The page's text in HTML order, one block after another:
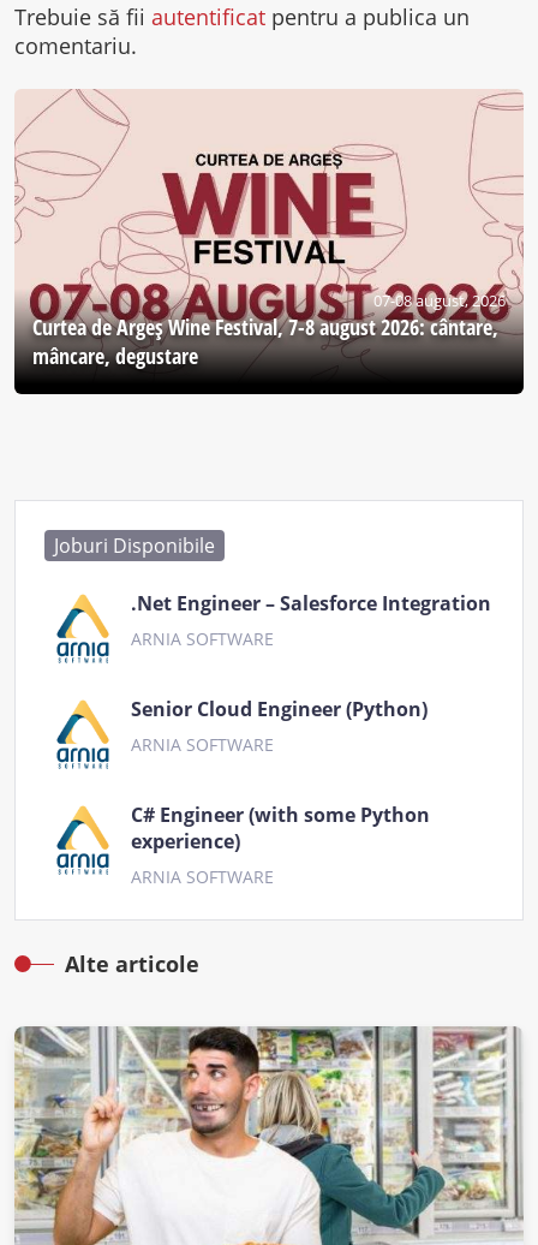
Trebuie să fii autentificat pentru a publica un
comentariu.
07-08 august, 2026
Curtea de Argeş Wine Festival, 7-8 august 2026: cântare,
mâncare, degustare
Joburi Disponibile
.Net Engineer – Salesforce Integration
ARNIA SOFTWARE
Senior Cloud Engineer (Python)
ARNIA SOFTWARE
C# Engineer (with some Python
experience)
ARNIA SOFTWARE
Alte articole